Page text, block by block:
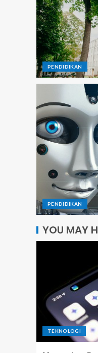
PENDIDIKAN
PENDIDIKAN
YOU MAY
TEKNOLOGI